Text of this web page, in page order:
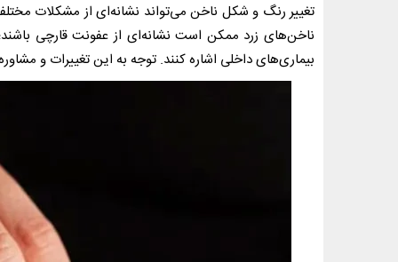
تغییر رنگ و شکل ناخن می‌تواند نشانه‌ای از مشکلات
ناخن‌های زرد ممکن است نشانه‌ای از عفونت قارچی
بیماری‌های داخلی اشاره کنند. توجه به این تغییرات و